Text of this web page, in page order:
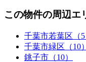
この物件の周辺エ
千葉市若葉区（5
千葉市緑区（10）
銚子市（10）